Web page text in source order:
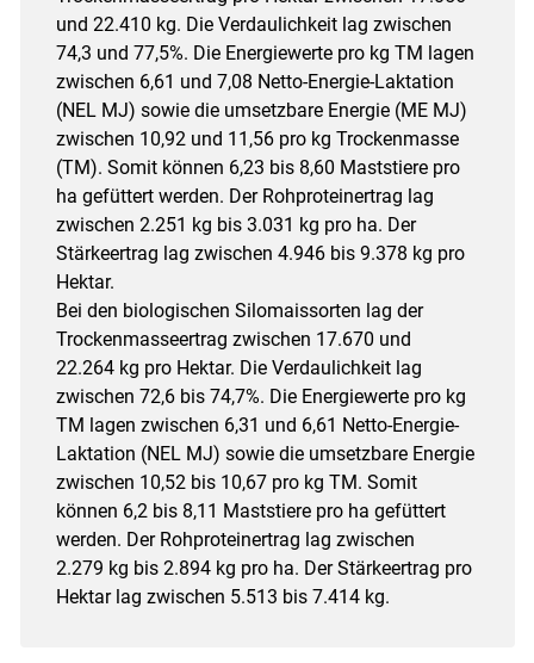
und 22.410 kg. Die Verdaulichkeit lag zwischen
74,3 und 77,5%. Die Energiewerte pro kg TM lagen
zwischen 6,61 und 7,08 Netto-Energie-Laktation
(NEL MJ) sowie die umsetzbare Energie (ME MJ)
zwischen 10,92 und 11,56 pro kg Trockenmasse
(TM). Somit können 6,23 bis 8,60 Maststiere pro
ha gefüttert werden. Der Rohproteinertrag lag
zwischen 2.251 kg bis 3.031 kg pro ha. Der
Stärkeertrag lag zwischen 4.946 bis 9.378 kg pro
Hektar.
Bei den biologischen Silomaissorten lag der
Trockenmasseertrag zwischen 17.670 und
22.264 kg pro Hektar. Die Verdaulichkeit lag
zwischen 72,6 bis 74,7%. Die Energiewerte pro kg
TM lagen zwischen 6,31 und 6,61 Netto-Energie-
Laktation (NEL MJ) sowie die umsetzbare Energie
zwischen 10,52 bis 10,67 pro kg TM. Somit
können 6,2 bis 8,11 Maststiere pro ha gefüttert
werden. Der Rohproteinertrag lag zwischen
2.279 kg bis 2.894 kg pro ha. Der Stärkeertrag pro
Hektar lag zwischen 5.513 bis 7.414 kg.